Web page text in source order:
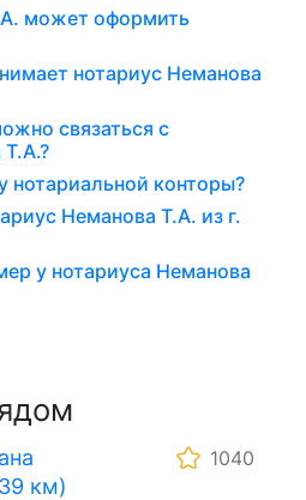
может оформить
нотариус Неманова
связаться с
нотариальной конторы?
Неманова Т.А. из г.
у нотариуса Неманова
км)
1040